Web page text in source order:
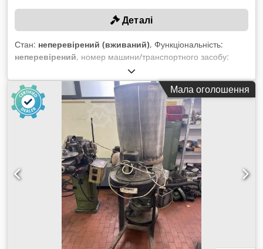
Деталі
Стан: неперевірений (вживаний), Функціональність:
неперевірений, номер машини/транспортного засобу:
, діаметр пильного диска:
кг, максимальна швидкість обертання:5 000 об/хв,
внутрішній діаметр:30 мм , Без мінімальної ціни —
гарантований продаж за найвищою ставкою! Завантаження
можливе 08.09.2025 або 09.09.2025! ТЕХНІЧНІ ДАНІ
Chsdpfxew Hrzms Af Doa Номінальна частота обертів: 5
000 об/хв Діаметр пильного диска: 250 мм Упор: до 6 300
мм Макс. глибина різу: 90 мм Внутрішній діаметр: 30 мм
ДЕТАЛІ МАШИНИ Габарити та вага Розміри (Д x Ш x В):
6400 x 900 x 1600 мм Вага: 250 кг ОБЛАДНАННЯ В
комплекті монтажний набір для роликового конвеєра
Примітка: У пилки немає суцільного роликового конвеєра,
останній ролик підтримує профіль в кінці упору.
Мала оголошення